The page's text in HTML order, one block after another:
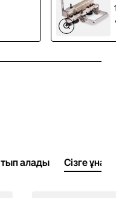
алады Сізге